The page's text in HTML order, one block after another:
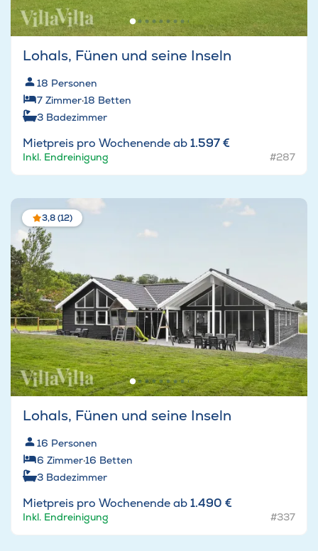
Lohals, Fünen und seine Inseln
18 Personen
7 Zimmer·18 Betten
3 Badezimmer
Mietpreis pro Wochenende ab1.597 €
Inkl. Endreinigung #287
3,8 (12)
Lohals, Fünen und seine Inseln
16 Personen
6 Zimmer·16 Betten
3 Badezimmer
Mietpreis pro Wochenende ab1.490 €
Inkl. Endreinigung #337